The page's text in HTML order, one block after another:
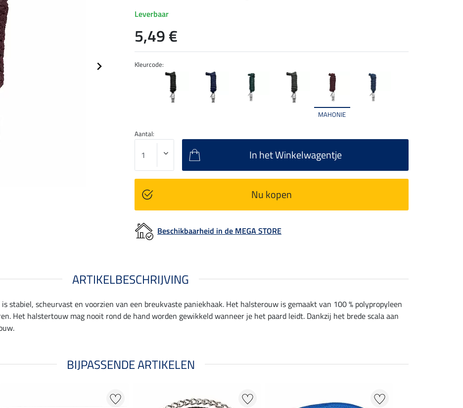
Kleurcode:
MAHONIE
Leverbaar
5,49 €
Aantal:
In het Winkelwagentje
Nu kopen
Beschikbaarheid in de MEGA STORE
ARTIKELBESCHRIJVING
stabiel, scheurvast en voorzien van een breukvaste paniekhaak. Het halsterouw is gemaakt van 100 % polypropyleen
Het halstertouw mag nooit rond de hand worden gewikkeld wanneer je het paard leidt. Dankzij het brede scala aan
BIJPASSENDE ARTIKELEN